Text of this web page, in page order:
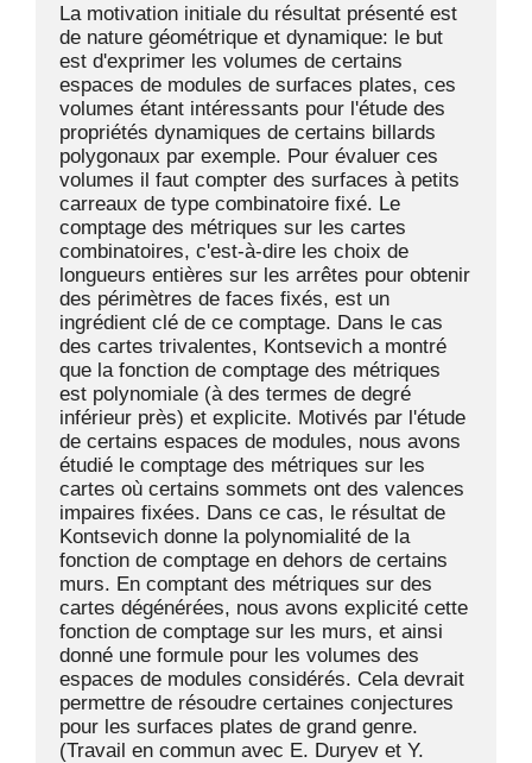
La motivation initiale du résultat présenté est
de nature géométrique et dynamique: le but
est d'exprimer les volumes de certains
espaces de modules de surfaces plates, ces
volumes étant intéressants pour l'étude des
propriétés dynamiques de certains billards
polygonaux par exemple. Pour évaluer ces
volumes il faut compter des surfaces à petits
carreaux de type combinatoire fixé. Le
comptage des métriques sur les cartes
combinatoires, c'est-à-dire les choix de
longueurs entières sur les arrêtes pour obtenir
des périmètres de faces fixés, est un
ingrédient clé de ce comptage. Dans le cas
des cartes trivalentes, Kontsevich a montré
que la fonction de comptage des métriques
est polynomiale (à des termes de degré
inférieur près) et explicite. Motivés par l'étude
de certains espaces de modules, nous avons
étudié le comptage des métriques sur les
cartes où certains sommets ont des valences
impaires fixées. Dans ce cas, le résultat de
Kontsevich donne la polynomialité de la
fonction de comptage en dehors de certains
murs. En comptant des métriques sur des
cartes dégénérées, nous avons explicité cette
fonction de comptage sur les murs, et ainsi
donné une formule pour les volumes des
espaces de modules considérés. Cela devrait
permettre de résoudre certaines conjectures
pour les surfaces plates de grand genre.
(Travail en commun avec E. Duryev et Y.